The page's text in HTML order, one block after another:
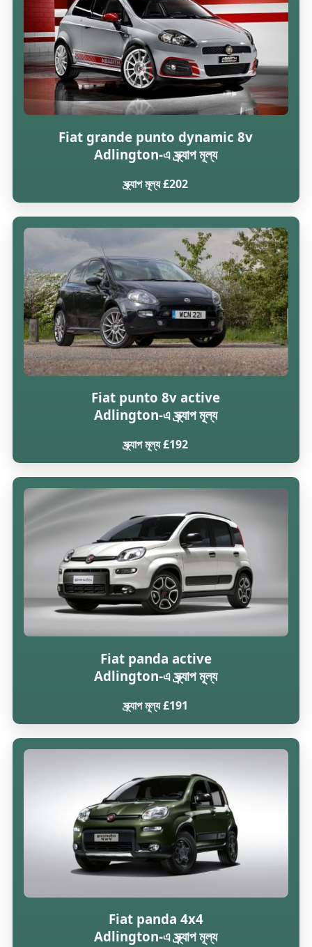
Fiat grande punto dynamic 8v
Adlington-এ স্ক্র্যাপ মূল্য
স্ক্র্যাপ মূল্য £202
Fiat punto 8v active
Adlington-এ স্ক্র্যাপ মূল্য
স্ক্র্যাপ মূল্য £192
Fiat panda active
Adlington-এ স্ক্র্যাপ মূল্য
স্ক্র্যাপ মূল্য £191
Fiat panda 4x4
Adlington-এ স্ক্র্যাপ মূল্য